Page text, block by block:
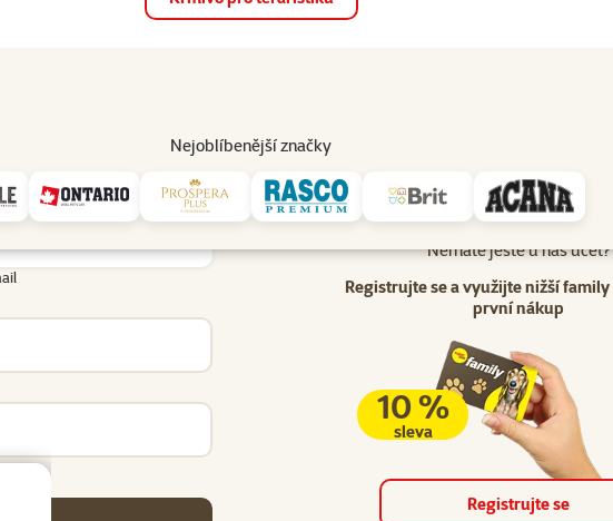
Nejoblíbenější značky
Prodejny Služby
Uživatel - přihlášení
Nemáte ještě u nás účet?
Registrujte se a využijte nižší family
první nákup
10 %
sleva
Registrujte se